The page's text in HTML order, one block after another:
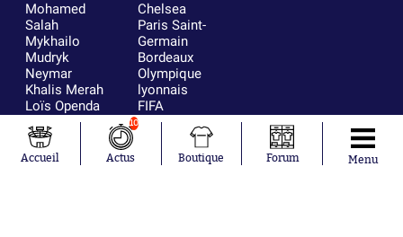
Mohamed
Salah
Mykhailo
Mudryk
Neymar
Khalis Merah
Loïs Openda
Moussa
Niakhaté
Nicolás
Tagliafico
Chelsea
Paris Saint-
Germain
Bordeaux
Olympique
lyonnais
FIFA
Real Madrid
RC Strasbourg
AC Milan
France
Accueil
10
Actus Boutique Forum Menu